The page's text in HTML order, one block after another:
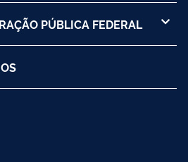
PÚBLICA FEDERAL